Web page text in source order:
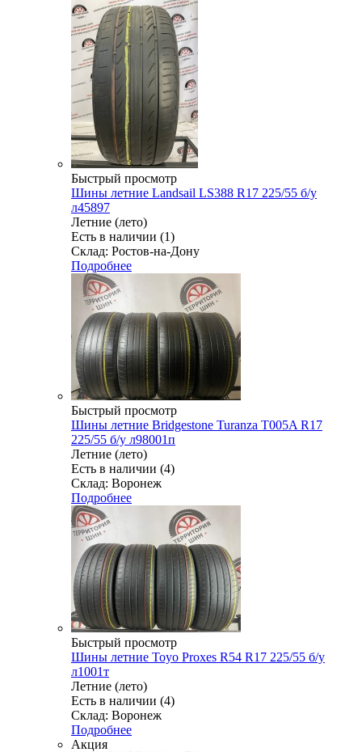
Быстрый просмотр
Шины летние Landsail LS388 R17 225/55 б/у
л45897
Летние (лето)
Есть в наличии (1)
Склад: Ростов-на-Дону
Подробнее
Быстрый просмотр
Шины летние Bridgestone Turanza T005A R17
225/55 б/у л98001п
Летние (лето)
Есть в наличии (4)
Склад: Воронеж
Подробнее
Быстрый просмотр
Шины летние Toyo Proxes R54 R17 225/55 б/у
л1001т
Летние (лето)
Есть в наличии (4)
Склад: Воронеж
Подробнее
Акция